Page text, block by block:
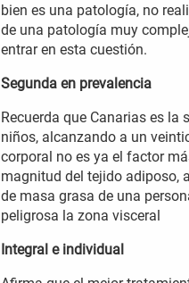
bien es una patología, no
de una patología muy
entrar en esta cuestión.
Segunda en prevalencia
Recuerda que Canarias es
niños, alcanzando a un
corporal no es ya el factor
magnitud del tejido adiposo,
de masa grasa de una
peligrosa la zona visceral
Integral e individual